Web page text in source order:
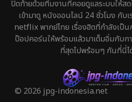
Holiday
Horror สยองขวัญ
Inspirational แรงบันดาลใจ
ปิดท้ายด้วยทีมงานที่คอยดูแลระบบให้ส
เข้ามาดู หนังออนไลน์ 24 ชั่วโมง กับ
netflix พากย์ไทย เรื่องฮิตที่กำลังเป็
ป๊อปคอร์นให้พร้อมแล้วมาเต็มอิ่มกับ
ที่สุดไปพร้อมๆ กันที่นี่ไ
© 2026 jpg-indonesia.net